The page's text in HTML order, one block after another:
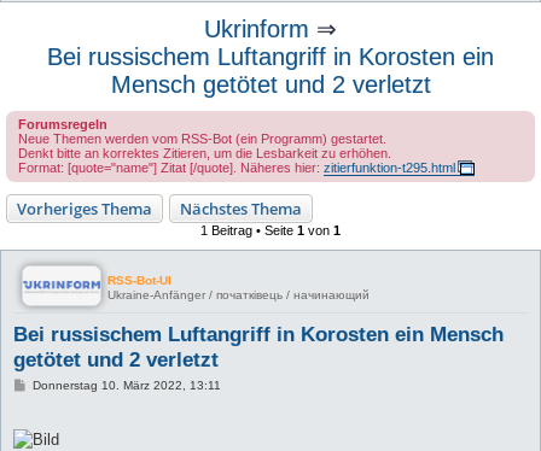
Ukrinform ⇒
Bei russischem Luftangriff in Korosten ein
Mensch getötet und 2 verletzt
Forumsregeln
Neue Themen werden vom RSS-Bot (ein Programm) gestartet.
Denkt bitte an korrektes Zitieren, um die Lesbarkeit zu erhöhen.
Format: [quote="name"] Zitat [/quote]. Näheres hier: zitierfunktion-t295.html
Vorheriges Thema Nächstes Thema
1 Beitrag • Seite 1 von 1
RSS-Bot-UI
Ukraine-Anfänger / початківець / начинающий
Bei russischem Luftangriff in Korosten ein Mensch
getötet und 2 verletzt
B
t
r
Donnerstag 10. März 2022, 13:11